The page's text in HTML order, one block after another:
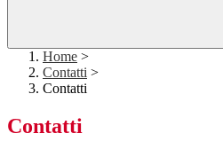
Home >
Contatti >
Contatti
Contatti